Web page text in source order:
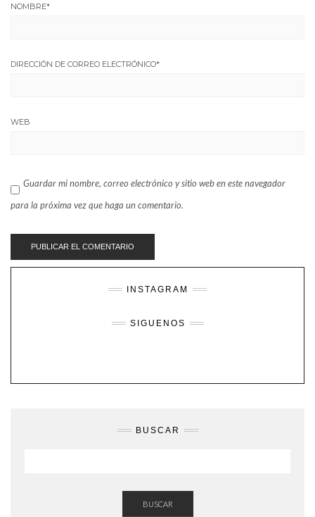
NOMBRE*
DIRECCIÓN DE CORREO ELECTRÓNICO*
WEB
Guardar mi nombre, correo electrónico y sitio web en este navegador
para la próxima vez que haga un comentario.
INSTAGRAM
SIGUENOS
BUSCAR
BUSCAR